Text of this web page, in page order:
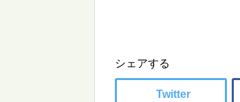
シェアする